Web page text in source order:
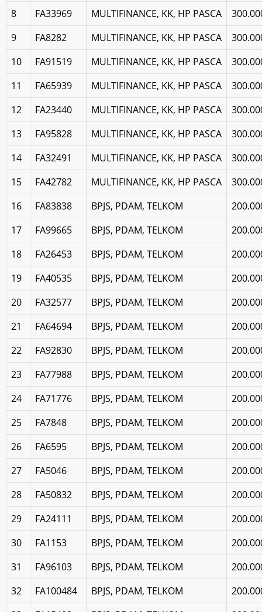
8
FA33969 MULTIFINANCE, KK, HP PASCA
9
FA8282 MULTIFINANCE, KK, HP PASCA
10
FA91519 MULTIFINANCE, KK, HP PASCA
11
FA65939 MULTIFINANCE, KK, HP PASCA
12
FA23440 MULTIFINANCE, KK, HP PASCA
13
FA95828 MULTIFINANCE, KK, HP PASCA
14
FA32491 MULTIFINANCE, KK, HP PASCA
15
FA42782 MULTIFINANCE, KK, HP PASCA
16
FA83838 BPJS, PDAM, TELKOM
17
FA99665 BPJS, PDAM, TELKOM
18
FA26453 BPJS, PDAM, TELKOM
19
FA40535 BPJS, PDAM, TELKOM
20
FA32577 BPJS, PDAM, TELKOM
21
FA64694 BPJS, PDAM, TELKOM
22
FA92830 BPJS, PDAM, TELKOM
23
FA77988 BPJS, PDAM, TELKOM
24
FA71776 BPJS, PDAM, TELKOM
25
FA7848 BPJS, PDAM, TELKOM
26
FA6595 BPJS, PDAM, TELKOM
27
FA5046 BPJS, PDAM, TELKOM
28
FA50832 BPJS, PDAM, TELKOM
29
FA24111 BPJS, PDAM, TELKOM
30
FA1153 BPJS, PDAM, TELKOM
31
FA96103 BPJS, PDAM, TELKOM
32
FA100484 BPJS, PDAM, TELKOM